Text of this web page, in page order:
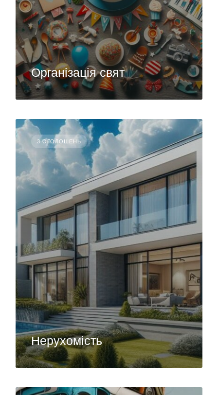
Організація свят
3 ОГОЛОШЕНЬ
Нерухомість